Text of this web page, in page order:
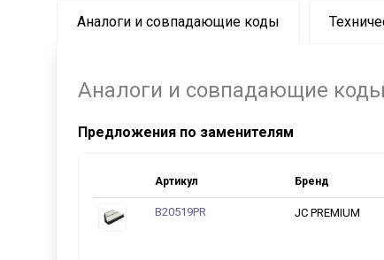
Аналоги и совпадающие коды
Аналоги и совпадающие коды
Предложения по заменителям
Артикул Бренд
B20519PR JC PREMIUM